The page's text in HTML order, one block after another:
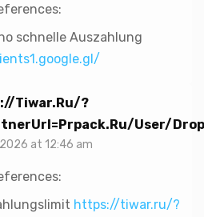
schnelle Auszahlung
tiwar.ru/?
user/
at 12:46 am
https://tiwar.ru/?